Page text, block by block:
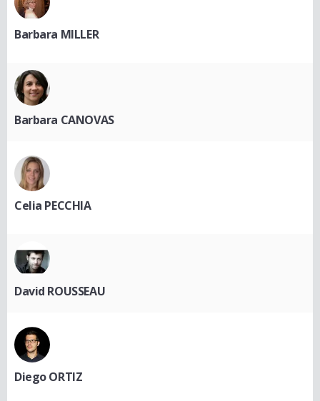
Barbara MILLER
Barbara CANOVAS
Celia PECCHIA
David ROUSSEAU
Diego ORTIZ